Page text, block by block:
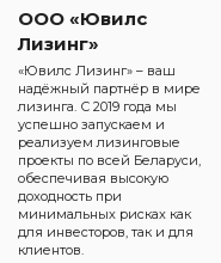
ООО «Ювилс
Лизинг»
«Ювилс Лизинг» – ваш
надёжный партнёр в мире
лизинга. С 2019 года мы
успешно запускаем и
реализуем лизинговые
проекты по всей Беларуси,
обеспечивая высокую
доходность при
минимальных рисках как
для инвесторов, так и для
клиентов.